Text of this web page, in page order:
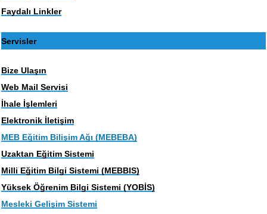
Faydalı Linkler
Servisler
Bize Ulaşın
Web Mail Servisi
İhale İşlemleri
Elektronik İletişim
MEB Eğitim Bilişim Ağı (MEBEBA)
Uzaktan Eğitim Sistemi
Milli Eğitim Bilgi Sistemi (MEBBIS)
Yüksek Öğrenim Bilgi Sistemi (YOBİS)
Mesleki Gelişim Sistemi